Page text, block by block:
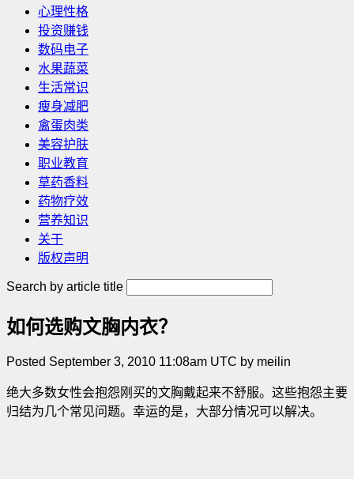
心理性格
投资赚钱
数码电子
水果蔬菜
生活常识
瘦身减肥
禽蛋肉类
美容护肤
职业教育
草药香料
药物疗效
营养知识
关于
版权声明
Search by article title
如何选购文胸内衣？
Posted September 3, 2010 11:08am UTC by meilin
绝大多数女性会抱怨刚买的文胸戴起来不舒服。这些抱怨主要
归结为几个常见问题。幸运的是，大部分情况可以解决。